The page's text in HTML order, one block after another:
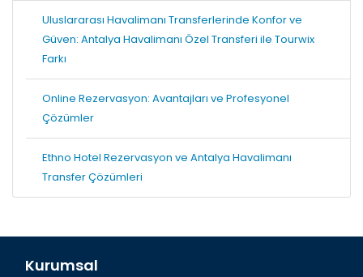
Uluslararası Havalimanı Transferlerinde Konfor ve
Güven: Antalya Havalimanı Özel Transferi ile Tourwix
Farkı
Online Rezervasyon: Avantajları ve Profesyonel
Çözümler
Ethno Hotel Rezervasyon ve Antalya Havalimanı
Transfer Çözümleri
Kurumsal